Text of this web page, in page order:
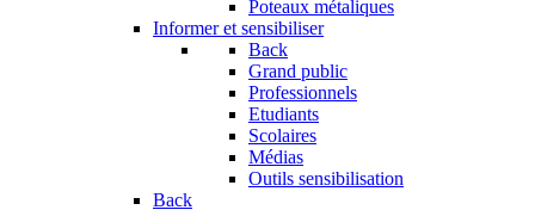
Poteaux métaliques
Informer et sensibiliser
Back
Grand public
Professionnels
Etudiants
Scolaires
Médias
Outils sensibilisation
Back